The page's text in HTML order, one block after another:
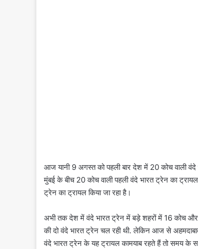
आज यानी 9 अगस्त को पहली बार देश में 20 कोच वाली
मुंबई के बीच 20 कोच वाली पहली वंदे भारत ट्रेन का
ट्रेन का ट्रायल किया जा रहा है।
अभी तक देश में वंदे भारत ट्रेन में बड़े शहरों में 16 कोच
की दो वंदे भारत ट्रेन चल रही थी. लेकिन आज से
वंदे भारत ट्रेन के यह ट्रायल कामयाब रहते हैं तो समय के